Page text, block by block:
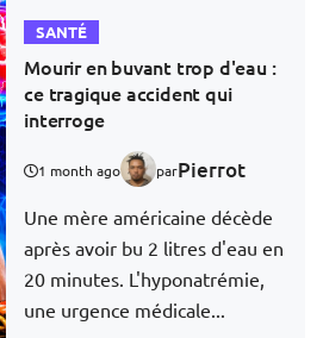
SANTÉ
Mourir en buvant trop d'eau :
ce tragique accident qui
interroge
1 month ago parPierrot
Une mère américaine décède
après avoir bu 2 litres d'eau en
20 minutes. L'hyponatrémie,
une urgence médicale...